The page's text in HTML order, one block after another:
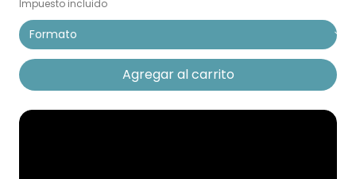
Impuesto incluido
Agregar al carrito